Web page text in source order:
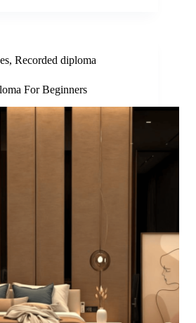
, Recorded diploma
For Beginners